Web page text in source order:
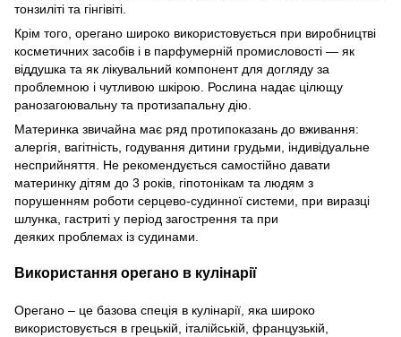
тонзиліті та гінгівіті.
Крім того, орегано широко використовується при виробництві
косметичних засобів і в парфумерній промисловості — як
віддушка та як лікувальний компонент для догляду за
проблемною і чутливою шкірою. Рослина надає цілющу
ранозагоювальну та протизапальну дію.
Материнка звичайна має ряд протипоказань до вживання:
алергія, вагітність, годування дитини грудьми, індивідуальне
несприйняття. Не рекомендується самостійно давати
материнку дітям до 3 років, гіпотонікам та людям з
порушенням роботи серцево-судинної системи, при виразці
шлунка, гастриті у період загострення та при
деяких проблемах із судинами.
Використання орегано в кулінарії
Орегано – це базова спеція в кулінарії, яка широко
використовується в грецькій, італійській, французькій,